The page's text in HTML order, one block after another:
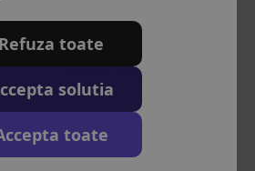
office@travos.ro
Abonare newsletter
Refuza toate
solutia
toate